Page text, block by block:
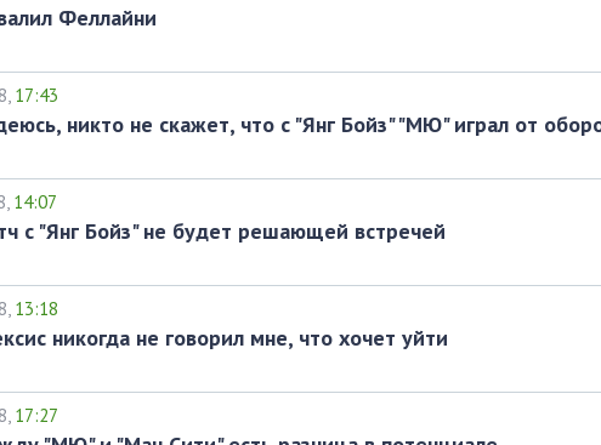
Феллайни
17:43
никто не скажет, что с "Янг Бойз" "МЮ" играл от
14:07
с "Янг Бойз" не будет решающей встречей
13:18
никогда не говорил мне, что хочет уйти
17:27